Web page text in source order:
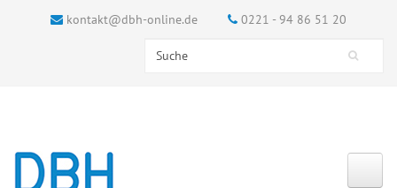
kontakt@dbh-online.de 0221 - 94 86 51 20
Suchformular
Search this site